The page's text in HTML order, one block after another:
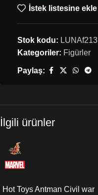
İstek listesine ekle
Stok kodu: LUNAf213
Kategoriler: Figürler
Paylaş:
İlgili ürünler
Hot Toys Antman Civil war